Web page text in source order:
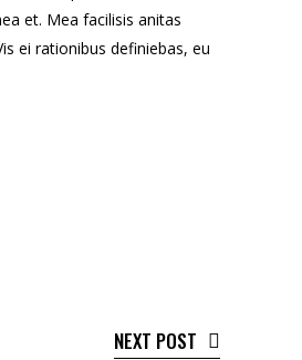
et. Mea facilisis anitas
ei rationibus definiebas, eu
NEXT POST